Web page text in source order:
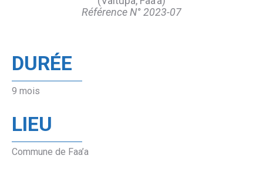
Référence N° 2023-07
DURÉE
9 mois
LIEU
Commune de Faa’a